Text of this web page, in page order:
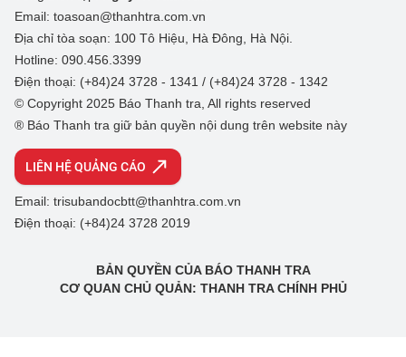
Email: toasoan@thanhtra.com.vn
Địa chỉ tòa soạn: 100 Tô Hiệu, Hà Đông, Hà Nội.
Hotline: 090.456.3399
Điện thoại: (+84)24 3728 - 1341 / (+84)24 3728 - 1342
© Copyright 2025 Báo Thanh tra, All rights reserved
® Báo Thanh tra giữ bản quyền nội dung trên website này
LIÊN HỆ QUẢNG CÁO
Email: trisubandocbtt@thanhtra.com.vn
Điện thoại: (+84)24 3728 2019
BẢN QUYỀN CỦA BÁO THANH TRA
CƠ QUAN CHỦ QUẢN: THANH TRA CHÍNH PHỦ